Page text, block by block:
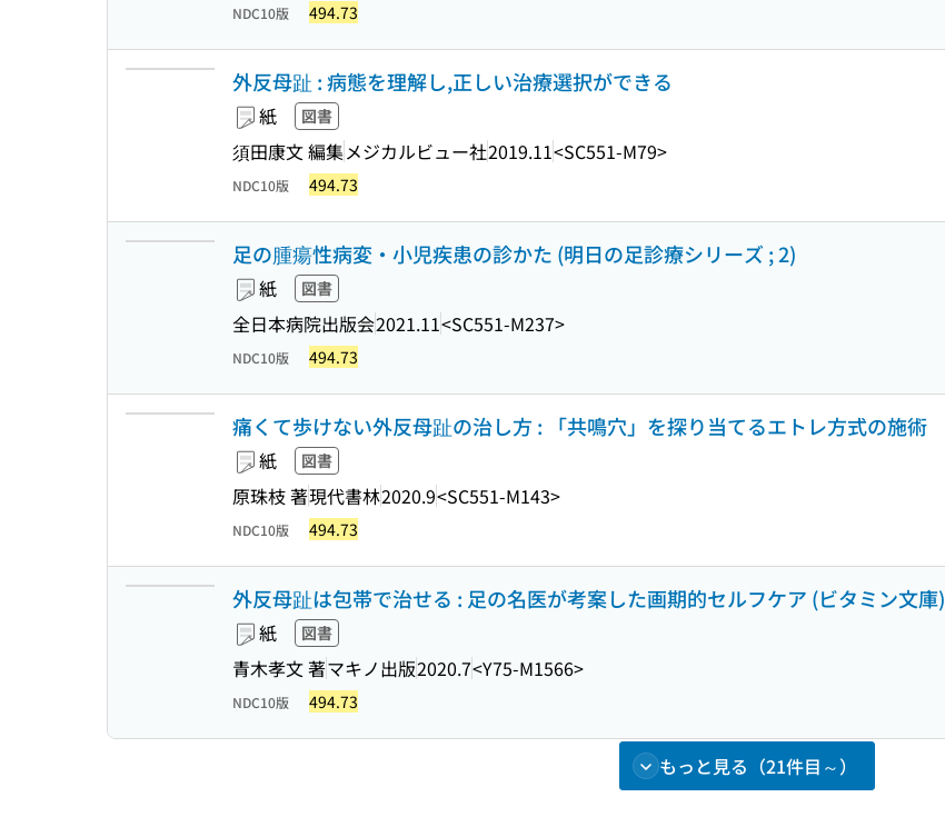
NDC10版 494.73
外反母趾 : 病態を理解し,正しい治療選択ができる
紙 図書
須田康文 編集メジカルビュー社2019.11<SC551-M79>
NDC10版 494.73
足の腫瘍性病変・小児疾患の診かた (明日の足診療シリーズ ; 2)
紙 図書
全日本病院出版会2021.11<SC551-M237>
NDC10版 494.73
痛くて歩けない外反母趾の治し方 : 「共鳴穴」を探り当てるエトレ方式の施術
紙 図書
原珠枝 著現代書林2020.9<SC551-M143>
NDC10版 494.73
外反母趾は包帯で治せる : 足の名医が考案した画期的セルフケア (ビタミン文庫)
紙 図書
青木孝文 著マキノ出版2020.7<Y75-M1566>
NDC10版 494.73
もっと見る（21件目～）